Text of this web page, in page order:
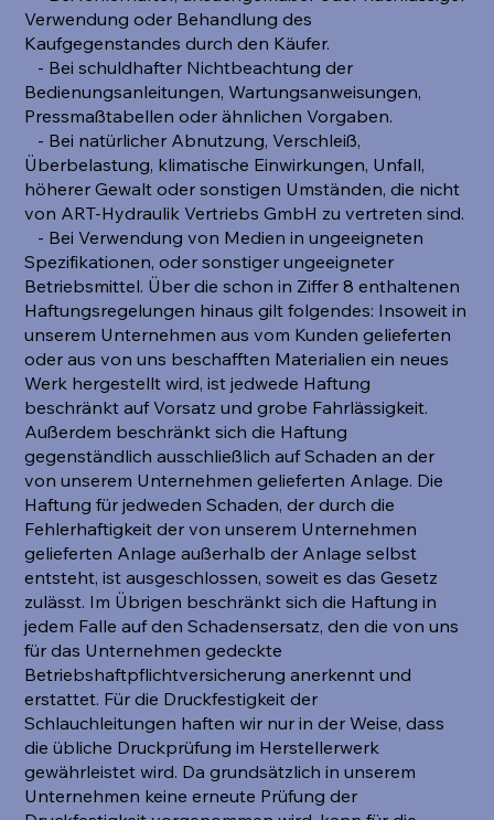
Verwendung oder Behandlung des
Kaufgegenstandes durch den Käufer.
- Bei schuldhafter Nichtbeachtung der
Bedienungsanleitungen, Wartungsanweisungen,
Pressmaßtabellen oder ähnlichen Vorgaben.
- Bei natürlicher Abnutzung, Verschleiß,
Überbelastung, klimatische Einwirkungen, Unfall,
höherer Gewalt oder sonstigen Umständen, die nicht
von ART-Hydraulik Vertriebs GmbH zu vertreten sind.
- Bei Verwendung von Medien in ungeeigneten
Spezifikationen, oder sonstiger ungeeigneter
Betriebsmittel. Über die schon in Ziffer 8 enthaltenen
Haftungsregelungen hinaus gilt folgendes: Insoweit in
unserem Unternehmen aus vom Kunden gelieferten
oder aus von uns beschafften Materialien ein neues
Werk hergestellt wird, ist jedwede Haftung
beschränkt auf Vorsatz und grobe Fahrlässigkeit.
Außerdem beschränkt sich die Haftung
gegenständlich ausschließlich auf Schaden an der
von unserem Unternehmen gelieferten Anlage. Die
Haftung für jedweden Schaden, der durch die
Fehlerhaftigkeit der von unserem Unternehmen
gelieferten Anlage außerhalb der Anlage selbst
entsteht, ist ausgeschlossen, soweit es das Gesetz
zulässt. Im Übrigen beschränkt sich die Haftung in
jedem Falle auf den Schadensersatz, den die von uns
für das Unternehmen gedeckte
Betriebshaftpflichtversicherung anerkennt und
erstattet. Für die Druckfestigkeit der
Schlauchleitungen haften wir nur in der Weise, dass
die übliche Druckprüfung im Herstellerwerk
gewährleistet wird. Da grundsätzlich in unserem
Unternehmen keine erneute Prüfung der